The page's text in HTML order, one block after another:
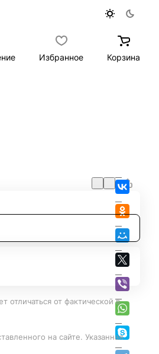
Избранное Корзина
отличаться от фактической в
на сайте. Указанная